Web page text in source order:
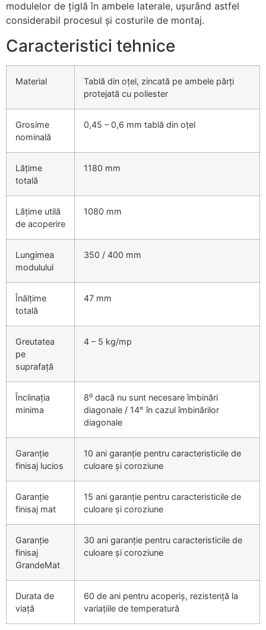
modulelor de țiglă în ambele laterale, ușurând astfel
considerabil procesul și costurile de montaj.
Caracteristici tehnice
Material
Tablă din oțel, zincată pe ambele părți
protejată cu poliester
Grosime
nominală
0,45 – 0,6 mm tablă din oțel
Lățime
totală
1180 mm
Lățime utilă
de acoperire
1080 mm
Lungimea
modulului
350 / 400 mm
Înălțime
totală
47 mm
Greutatea
pe
suprafață
4 – 5 kg/mp
Înclinația
minima
8⁰ dacă nu sunt necesare îmbinări
diagonale / 14° în cazul îmbinărilor
diagonale
Garanție
finisaj lucios
10 ani garanție pentru caracteristicile de
culoare și coroziune
Garanție
finisaj mat
15 ani garanție pentru caracteristicile de
culoare și coroziune
Garanție
finisaj
GrandeMat
30 ani garanție pentru caracteristicile de
culoare și coroziune
Durata de
viață
60 de ani pentru acoperiș, rezistență la
variațiile de temperatură